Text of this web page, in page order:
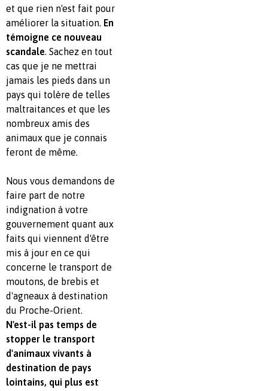
et que rien n'est fait pour
améliorer la situation. En
témoigne ce nouveau
scandale. Sachez en tout
cas que je ne mettrai
jamais les pieds dans un
pays qui tolère de telles
maltraitances et que les
nombreux amis des
animaux que je connais
feront de même.
Nous vous demandons de
faire part de notre
indignation à votre
gouvernement quant aux
faits qui viennent d'être
mis à jour en ce qui
concerne le transport de
moutons, de brebis et
d'agneaux à destination
du Proche-Orient.
N'est-il pas temps de
stopper le transport
d'animaux vivants à
destination de pays
lointains, qui plus est